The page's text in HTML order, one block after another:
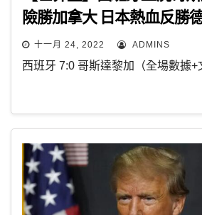
險勝加拿大 日本熱血反勝
十一月 24, 2022 ADMINS
西班牙 7:0 哥斯達黎加（全場數據